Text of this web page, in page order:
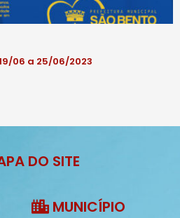
06 a 25/06/2023
DO SITE
MUNICÍPIO